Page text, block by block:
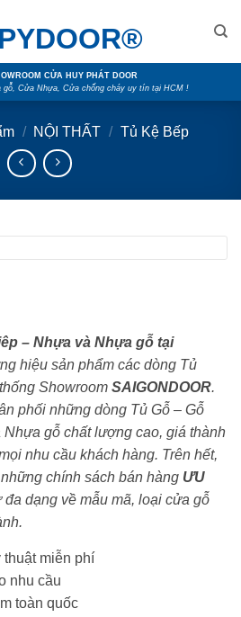
CỬA HUY PHÁT DOOR
gỗ, Cửa Nhựa, Cửa chống cháy uy tín tại HCM !
/ NỘI THẤT / Tủ Kệ Bếp
– Nhựa và Nhựa gỗ tại
hiệu sản phẩm các dòng Tủ
Showroom SAIGONDOOR.
phối những dòng Tủ Gỗ – Gỗ
gỗ chất lượng cao, giá thành
nhu cầu khách hàng. Trên hết,
chính sách bán hàng ƯU
đa dạng về mẫu mã, loại cửa gỗ
thuật miễn phí
nhu cầu
toàn quốc